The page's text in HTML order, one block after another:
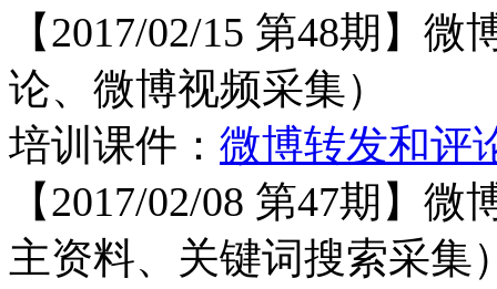
【2017/02/15 第48期】
论、微博视频采集）
培训课件： 微博转发和评
【2017/02/08 第47期】
主资料、关键词搜索采集